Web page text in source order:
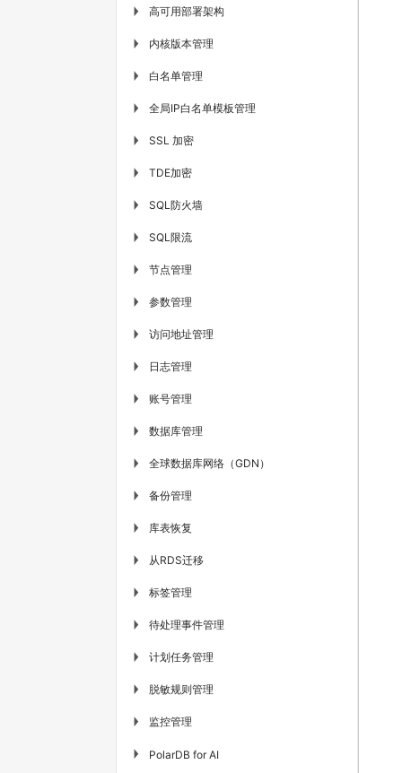
▶ 高可用部署架构
▶ 内核版本管理
▶ 白名单管理
▶ 全局IP白名单模板管理
▶ SSL 加密
▶ TDE加密
▶ SQL防火墙
▶ SQL限流
▶ 节点管理
▶ 参数管理
▶ 访问地址管理
▶ 日志管理
▶ 账号管理
▶ 数据库管理
▶ 全球数据库网络（GDN）
▶ 备份管理
▶ 库表恢复
▶ 从RDS迁移
▶ 标签管理
▶ 待处理事件管理
▶ 计划任务管理
▶ 脱敏规则管理
▶ 监控管理
▶ PolarDB for AI